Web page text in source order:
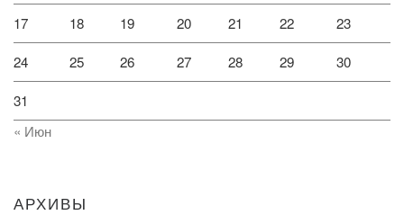
17 18 19 20 21 22 23
24 25 26 27 28 29 30
31
« Июн
АРХИВЫ